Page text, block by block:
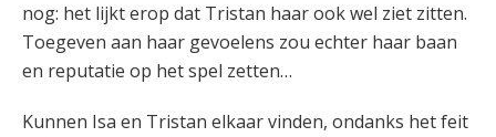
nog: het lijkt erop dat Tristan haar ook wel ziet zitten.
Toegeven aan haar gevoelens zou echter haar baan
en reputatie op het spel zetten…
Kunnen Isa en Tristan elkaar vinden, ondanks het feit